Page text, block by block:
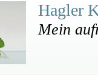
Hagler
Mein